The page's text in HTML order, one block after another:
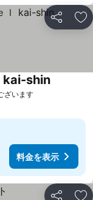
シェア お
ざいます
kai-shin
料金を表示